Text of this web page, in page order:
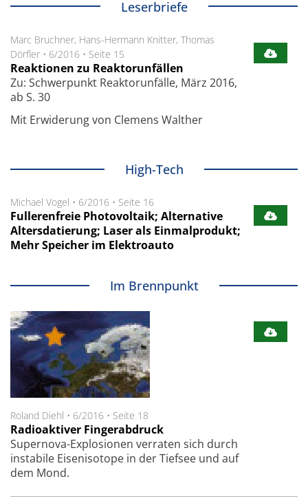
Leserbriefe
Marc Bruchner, Hans-Hermann Knitter, Thomas
Dörfler • 6/2016 • Seite 15
Reaktionen zu Reaktorunfällen
Zu: Schwerpunkt Reaktorunfälle, März 2016,
ab S. 30
Mit Erwiderung von Clemens Walther
High-Tech
Michael Vogel • 6/2016 • Seite 16
Fullerenfreie Photovoltaik; Alternative
Altersdatierung; Laser als Einmalprodukt;
Mehr Speicher im Elektroauto
Im Brennpunkt
Roland Diehl • 6/2016 • Seite 18
Radioaktiver Fingerabdruck
Supernova-Explosionen verraten sich durch
instabile Eisenisotope in der Tiefsee und auf
dem Mond.